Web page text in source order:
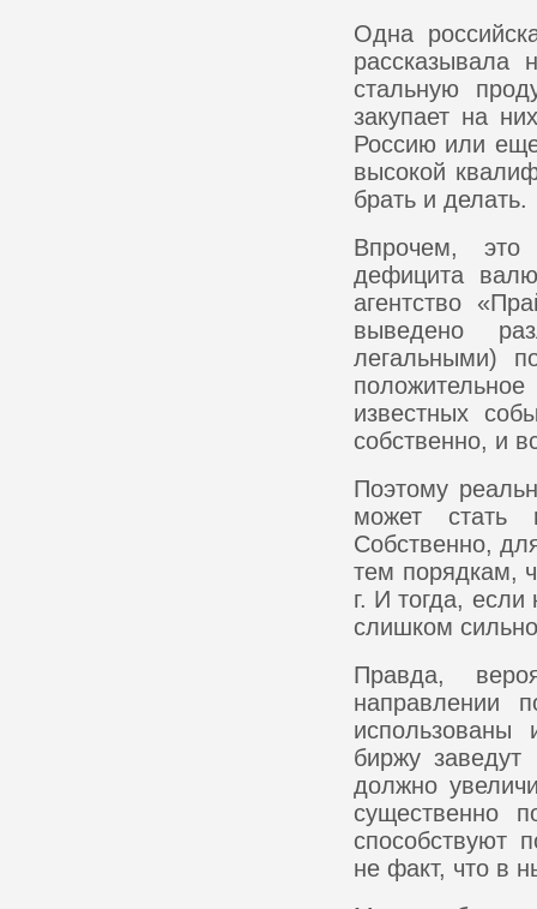
Одна
рассказывала
стальную
закупает на
Россию или
высокой
брать и делать.
Впрочем, это
дефицита
агентство
выведено
легальными)
положительное
известных
собственно, и
Поэтому
может стать
Собственно,
тем порядкам,
г. И тогда,
слишком
Правда,
направлении
биржу заведут
должно
существенно
способствуют
не факт, что в